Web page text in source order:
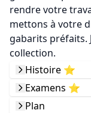
S'inscrire
rendre votre
mettons à votre
gabarits préfaits.
collection.
Histoire ⭐️
Examens ⭐️
Plan